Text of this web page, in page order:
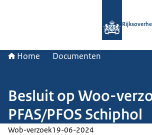
Home Documenten
Besluit op Woo-
PFAS/PFOS Schiphol
Wob-verzoek19-06-2024